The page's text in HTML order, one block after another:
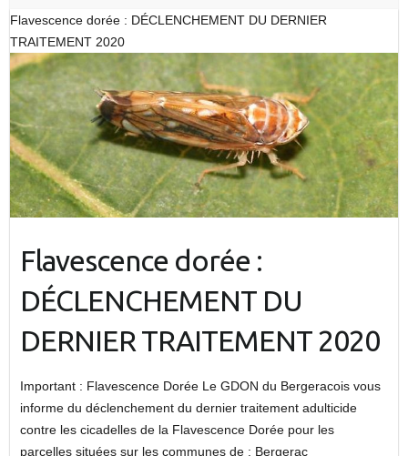
Flavescence dorée : DÉCLENCHEMENT DU DERNIER
TRAITEMENT 2020
Flavescence dorée :
DÉCLENCHEMENT DU
DERNIER TRAITEMENT 2020
Important : Flavescence Dorée Le GDON du Bergeracois vous
informe du déclenchement du dernier traitement adulticide
contre les cicadelles de la Flavescence Dorée pour les
parcelles situées sur les communes de : Bergerac